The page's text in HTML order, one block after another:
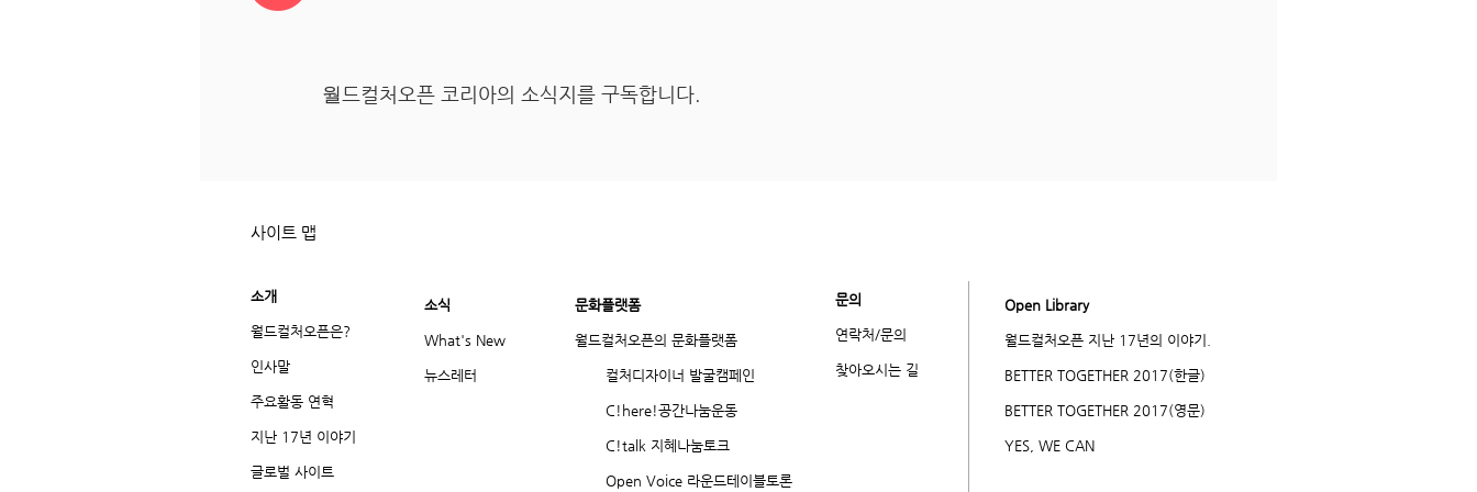
월드컬처오픈 코리아의 소식지를 구독합니다.
사이트 맵
소개
월드컬처오픈은?
인사말
주요활동 연혁
지난 17년 이야기
글로벌 사이트
소식
What's New
뉴스레터
​문화플랫폼
월드컬처오픈의 문화플랫폼
컬처디자이너 발굴캠페인
C!here!공간나눔운동
C!talk 지혜나눔토크
Open Voice 라운드테이블토론
문의
연락처/문의
​찾아오시는 길
Open Library
월드컬처오픈 지난 17년의 이야기.
BETTER TOGETHER 2017(한글)
BETTER TOGETHER 2017(영문)
YES, WE CAN
더보기